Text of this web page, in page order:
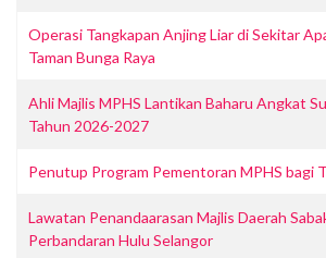
Operasi Tangkapan Anjing Liar di Sekitar
Taman Bunga Raya
Ahli Majlis MPHS Lantikan Baharu Angkat
Tahun 2026-2027
Penutup Program Pementoran MPHS bagi
Lawatan Penandaarasan Majlis Daerah
Perbandaran Hulu Selangor